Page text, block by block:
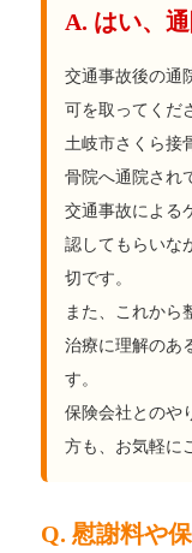
A. はい、通
交通事故後の通
可を取ってくだ
土岐市さくら接
骨院へ通院され
交通事故による
認してもらいな
切です。
また、これから
治療に理解のあ
す。
保険会社とのや
方も、お気軽に
Q. 慰謝料や